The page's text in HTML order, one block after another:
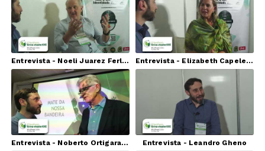
Entrevista - Noeli Juarez Ferla - Univates Entrevista - Elizabeth Capeleti - CEO Capeleti Mate Tea
Entrevista - Noberto Ortigara - Secretário da Fazenda - PR Entrevista - Leandro Gheno